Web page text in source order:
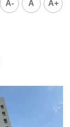
A- A A+